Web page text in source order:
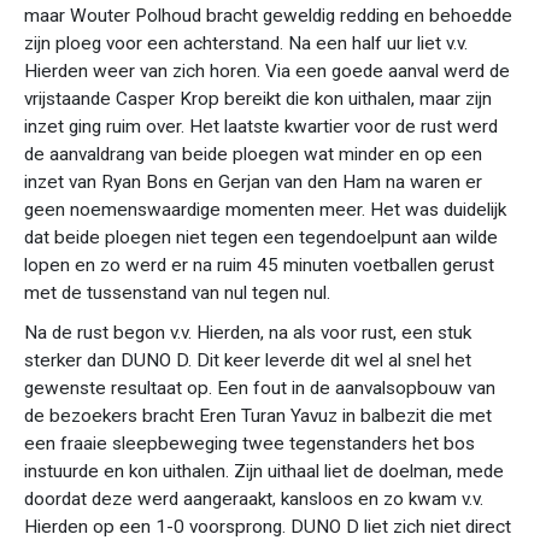
maar Wouter Polhoud bracht geweldig redding en behoedde
zijn ploeg voor een achterstand. Na een half uur liet v.v.
Hierden weer van zich horen. Via een goede aanval werd de
vrijstaande Casper Krop bereikt die kon uithalen, maar zijn
inzet ging ruim over. Het laatste kwartier voor de rust werd
de aanvaldrang van beide ploegen wat minder en op een
inzet van Ryan Bons en Gerjan van den Ham na waren er
geen noemenswaardige momenten meer. Het was duidelijk
dat beide ploegen niet tegen een tegendoelpunt aan wilde
lopen en zo werd er na ruim 45 minuten voetballen gerust
met de tussenstand van nul tegen nul.
Na de rust begon v.v. Hierden, na als voor rust, een stuk
sterker dan DUNO D. Dit keer leverde dit wel al snel het
gewenste resultaat op. Een fout in de aanvalsopbouw van
de bezoekers bracht Eren Turan Yavuz in balbezit die met
een fraaie sleepbeweging twee tegenstanders het bos
instuurde en kon uithalen. Zijn uithaal liet de doelman, mede
doordat deze werd aangeraakt, kansloos en zo kwam v.v.
Hierden op een 1-0 voorsprong. DUNO D liet zich niet direct